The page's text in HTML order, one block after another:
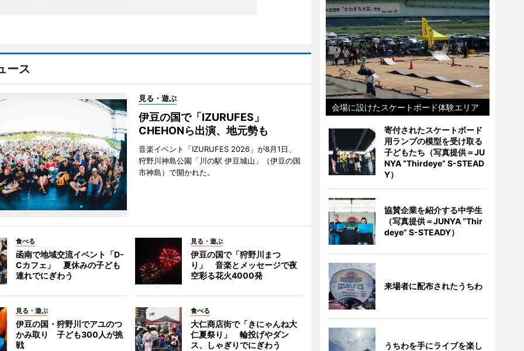
ース
見る・遊ぶ
伊豆の国で「IZURUFES」
CHEHONら出演、地元勢も
音楽イベント「IZURUFES 2026」が8月1日、
狩野川神島公園「川の駅 伊豆城山」（伊豆の国
市神島）で開かれた。
食べる
函南で地域交流イベント「D-
Cカフェ」 夏休みの子ども
連れでにぎわう
見る・遊ぶ
伊豆の国で「狩野川まつ
り」 音楽とメッセージで夜
空彩る花火4000発
見る・遊ぶ
伊豆の国・狩野川でアユのつ
かみ取り 子ども300人が挑
戦
食べる
大仁商店街で「きにゃんね大
仁夏祭り」 輪投げやダン
ス、しゃぎりでにぎわう
会場に設けたスケートボード体験エリア
寄付されたスケートボード
用ランプの模型を受け取る
子どもたち（写真提供＝JU
NYA “Thirdeye” S-STEAD
Y）
協賛企業を紹介する中学生
（写真提供＝JUNYA “Thir
deye” S-STEADY）
来場者に配布されたうちわ
うちわを手にライブを楽し